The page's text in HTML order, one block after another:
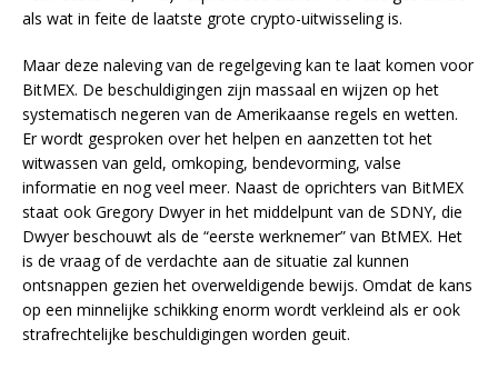
als wat in feite de laatste grote crypto-uitwisseling is.
Maar deze naleving van de regelgeving kan te laat komen voor
BitMEX. De beschuldigingen zijn massaal en wijzen op het
systematisch negeren van de Amerikaanse regels en wetten.
Er wordt gesproken over het helpen en aanzetten tot het
witwassen van geld, omkoping, bendevorming, valse
informatie en nog veel meer. Naast de oprichters van BitMEX
staat ook Gregory Dwyer in het middelpunt van de SDNY, die
Dwyer beschouwt als de “eerste werknemer” van BtMEX. Het
is de vraag of de verdachte aan de situatie zal kunnen
ontsnappen gezien het overweldigende bewijs. Omdat de kans
op een minnelijke schikking enorm wordt verkleind als er ook
strafrechtelijke beschuldigingen worden geuit.